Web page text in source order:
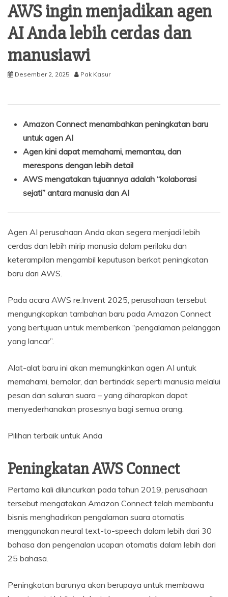
AWS ingin menjadikan agen
AI Anda lebih cerdas dan
manusiawi
Desember 2, 2025 Pak Kasur
Amazon Connect menambahkan peningkatan baru
untuk agen AI
Agen kini dapat memahami, memantau, dan
merespons dengan lebih detail
AWS mengatakan tujuannya adalah “kolaborasi
sejati” antara manusia dan AI
Agen AI perusahaan Anda akan segera menjadi lebih
cerdas dan lebih mirip manusia dalam perilaku dan
keterampilan mengambil keputusan berkat peningkatan
baru dari AWS.
Pada acara AWS re:Invent 2025, perusahaan tersebut
mengungkapkan tambahan baru pada Amazon Connect
yang bertujuan untuk memberikan “pengalaman pelanggan
yang lancar”.
Alat-alat baru ini akan memungkinkan agen AI untuk
memahami, bernalar, dan bertindak seperti manusia melalui
pesan dan saluran suara – yang diharapkan dapat
menyederhanakan prosesnya bagi semua orang.
Pilihan terbaik untuk Anda
Peningkatan AWS Connect
Pertama kali diluncurkan pada tahun 2019, perusahaan
tersebut mengatakan Amazon Connect telah membantu
bisnis menghadirkan pengalaman suara otomatis
menggunakan neural text-to-speech dalam lebih dari 30
bahasa dan pengenalan ucapan otomatis dalam lebih dari
25 bahasa.
Peningkatan barunya akan berupaya untuk membawa